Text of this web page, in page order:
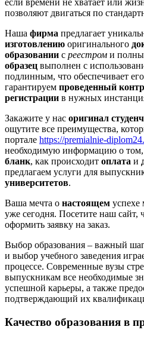
позволяют двигаться по
Наша фирма предлагает
изготовлению оригинального
образовании с реестром и
образец выполнен с
подлинным, что обеспечивает его
гарантируем проведенный
регистрации в нужных
Закажите у нас оригинал
ощутите все преимущества,
портале https://premialnie-
необходимую информацию о том,
бланк, как происходит оплата и
предлагаем услуги для
университетов.
Ваша мечта о настоящем успехе
уже сегодня. Посетите наш сайт,
оформить заявку на заказ.
Выбор образования – важный
и выбор учебного заведения
процессе. Современные вузы
выпускникам все необходимые
успешной карьеры, а также
подтверждающий их
Качество образования в